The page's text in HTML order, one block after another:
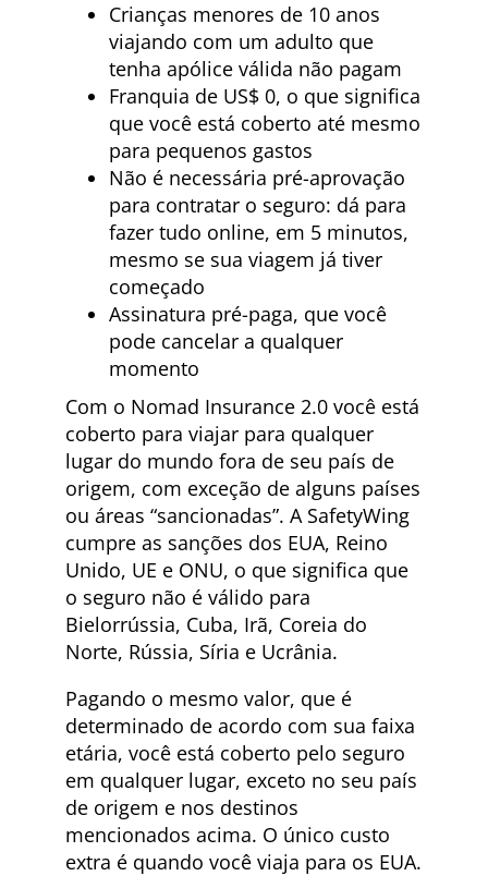
Crianças menores de 10 anos
viajando com um adulto que
tenha apólice válida não pagam
Franquia de US$ 0, o que significa
que você está coberto até mesmo
para pequenos gastos
Não é necessária pré-aprovação
para contratar o seguro: dá para
fazer tudo online, em 5 minutos,
mesmo se sua viagem já tiver
começado
Assinatura pré-paga, que você
pode cancelar a qualquer
momento
Com o Nomad Insurance 2.0 você está
coberto para viajar para qualquer
lugar do mundo fora de seu país de
origem, com exceção de alguns países
ou áreas “sancionadas”. A SafetyWing
cumpre as sanções dos EUA, Reino
Unido, UE e ONU, o que significa que
o seguro não é válido para
Bielorrússia, Cuba, Irã, Coreia do
Norte, Rússia, Síria e Ucrânia.
Pagando o mesmo valor, que é
determinado de acordo com sua faixa
etária, você está coberto pelo seguro
em qualquer lugar, exceto no seu país
de origem e nos destinos
mencionados acima. O único custo
extra é quando você viaja para os EUA.